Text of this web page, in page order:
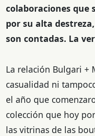
colaboraciones que
por su alta
son contadas. La
La relación Bulgari +
casualidad ni
el año que
colección que hoy
las vitrinas de las